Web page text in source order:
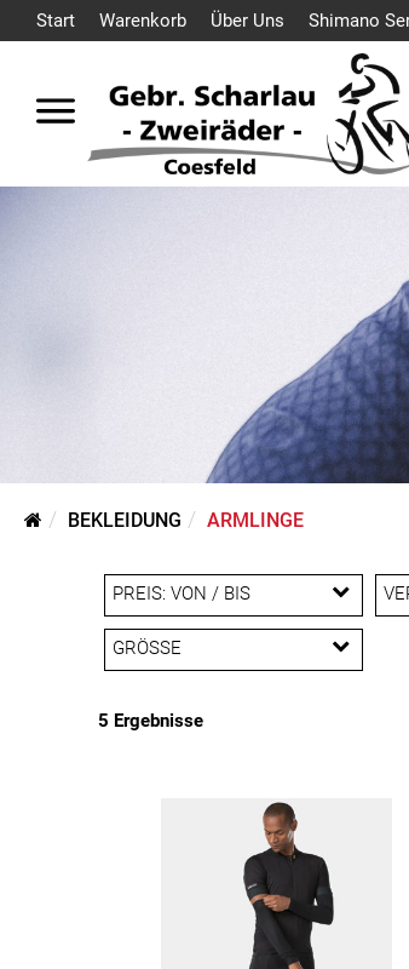
Start Warenkorb Über Uns Shimano
BEKLEIDUNG ARMLINGE
PREIS: VON / BIS
GRÖSSE
L
5 Ergebnisse